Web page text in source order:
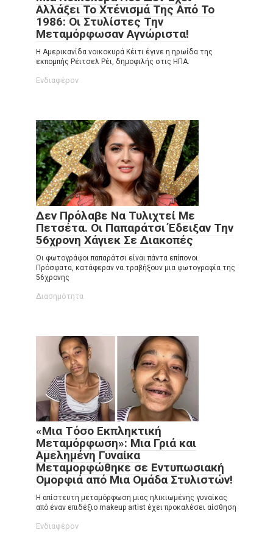
Αλλάξει Το Χτένισμά Της Από Το
1986: Οι Στυλίστες Την
Μεταμόρφωσαν Αγνώριστα!
Η Αμερικανίδα νοικοκυρά Κέιτι έγινε η ηρωίδα της
εκπομπής Ρέιτσελ Ρέι, δημοφιλής στις ΗΠΑ.
Ενδιαφέρον
Δεν Πρόλαβε Να Τυλιχτεί Με
Πετσέτα. Οι Παπαράτσι Έδειξαν Την
56χρονη Χάγιεκ Σε Διακοπές
Οι φωτογράφοι παπαράτσι είναι πάντα επίπονοι.
Πρόσφατα, κατάφεραν να τραβήξουν μια φωτογραφία της
56χρονης
Διασημότητα
«Μια Τόσο Εκπληκτική
Μεταμόρφωση»: Μια Γριά και
Αμελημένη Γυναίκα
Μεταμορφώθηκε σε Εντυπωσιακή
Ομορφιά από Μια Ομάδα Στυλιστών!
Η απίστευτη μεταμόρφωση μιας ηλικιωμένης γυναίκας
από έναν επιδέξιο makeup artist έχει προκαλέσει αίσθηση
Ενδιαφέρον